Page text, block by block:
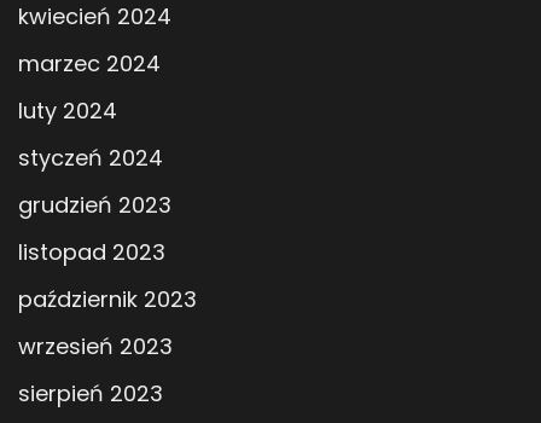
kwiecień 2024
marzec 2024
luty 2024
styczeń 2024
grudzień 2023
listopad 2023
październik 2023
wrzesień 2023
sierpień 2023